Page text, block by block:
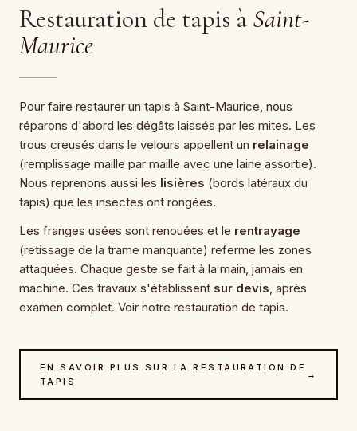
Restauration de tapis à Saint-
Maurice
Pour faire restaurer un tapis à Saint-Maurice, nous
réparons d'abord les dégâts laissés par les mites. Les
trous creusés dans le velours appellent un relainage
(remplissage maille par maille avec une laine assortie).
Nous reprenons aussi les lisières (bords latéraux du
tapis) que les insectes ont rongées.
Les franges usées sont renouées et le rentrayage
(retissage de la trame manquante) referme les zones
attaquées. Chaque geste se fait à la main, jamais en
machine. Ces travaux s'établissent sur devis, après
examen complet. Voir notre restauration de tapis.
EN SAVOIR PLUS SUR LA RESTAURATION DE
TAPIS
→